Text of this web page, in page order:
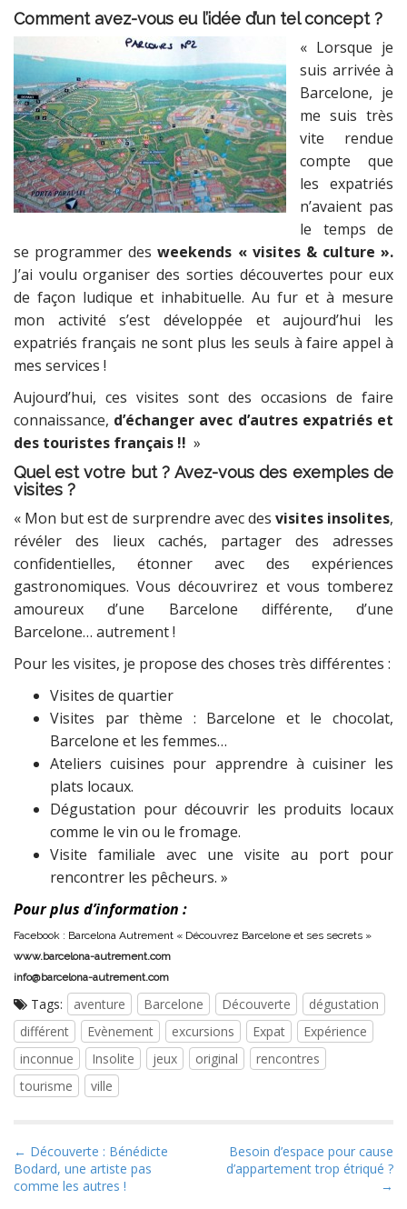
Comment avez-vous eu l’idée d’un tel concept ?
« Lorsque je
suis arrivée à
Barcelone, je
me suis très
vite rendue
compte que
les expatriés
n’avaient pas
le temps de
se programmer desweekends « visites & culture ».
J’ai voulu organiser des sorties découvertes pour eux
de façon ludique et inhabituelle. Au fur et à mesure
mon activité s’est développée et aujourd’hui les
expatriés français ne sont plus les seuls à faire appel à
mes services !
Aujourd’hui, ces visites sont des occasions de faire
connaissance, d’échanger avec d’autres expatriés et
des touristes français !! »
Quel est votre but ? Avez-vous des exemples de
visites ?
« Mon but est de surprendre avec des visites insolites,
révéler des lieux cachés, partager des adresses
confidentielles, étonner avec des expériences
gastronomiques. Vous découvrirez et vous tomberez
amoureux d’une Barcelone différente, d’une
Barcelone… autrement !
Pour les visites, je propose des choses très différentes :
Visites de quartier
Visites par thème : Barcelone et le chocolat,
Barcelone et les femmes…
Ateliers cuisines pour apprendre à cuisiner les
plats locaux.
Dégustation pour découvrir les produits locaux
comme le vin ou le fromage.
Visite familiale avec une visite au port pour
rencontrer les pêcheurs. »
Pour plus d’information :
Facebook : Barcelona Autrement « Découvrez Barcelone et ses secrets »
www.barcelona-autrement.com
info@barcelona-autrement.com
Tags: aventure Barcelone Découverte
dégustation
différent
Evènement excursions Expat
Expérience
inconnue
Insolite jeux original
rencontres
tourisme
ville
P
o
← Découverte : Bénédicte
Bodard, une artiste pas
comme les autres !
Besoin d’espace pour cause
d’appartement trop étriqué ?
→